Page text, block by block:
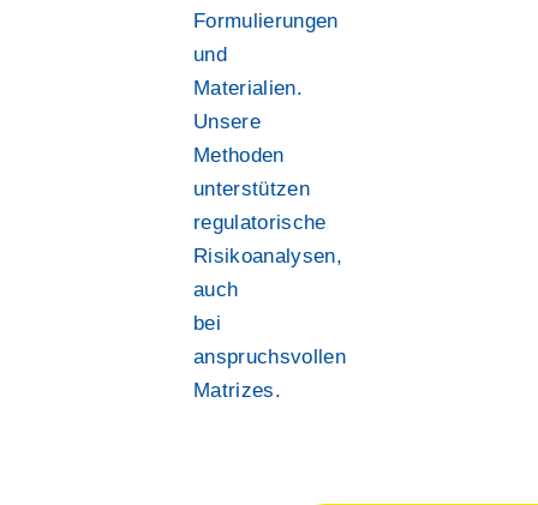
Formulierungen
und
Materialien.
Unsere
Methoden
unterstützen
regulatorische
Risikoanalysen,
auch
bei
anspruchsvollen
Matrizes.